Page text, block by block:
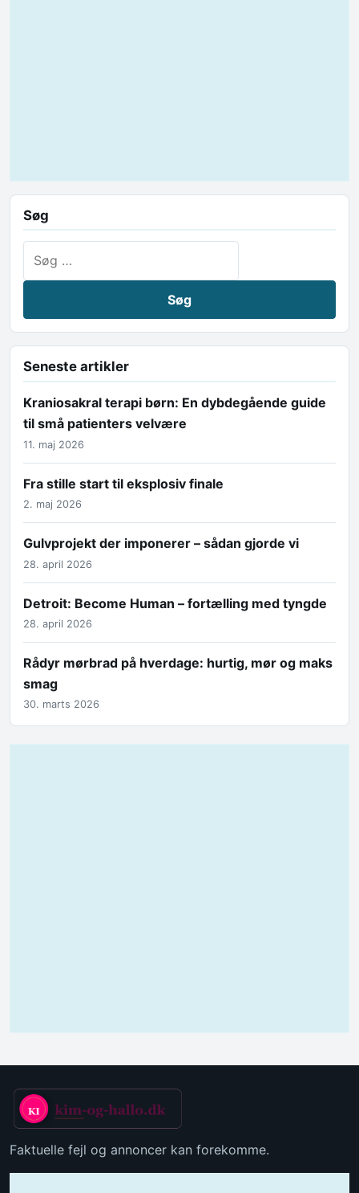
Søg
Seneste artikler
Kraniosakral terapi børn: En dybdegående guide
til små patienters velvære
11. maj 2026
Fra stille start til eksplosiv finale
2. maj 2026
Gulvprojekt der imponerer – sådan gjorde vi
28. april 2026
Detroit: Become Human – fortælling med tyngde
28. april 2026
Rådyr mørbrad på hverdage: hurtig, mør og maks
smag
30. marts 2026
Faktuelle fejl og annoncer kan forekomme.